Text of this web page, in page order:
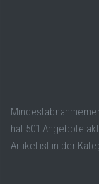
hat 501 Angebote
Artikel ist in der